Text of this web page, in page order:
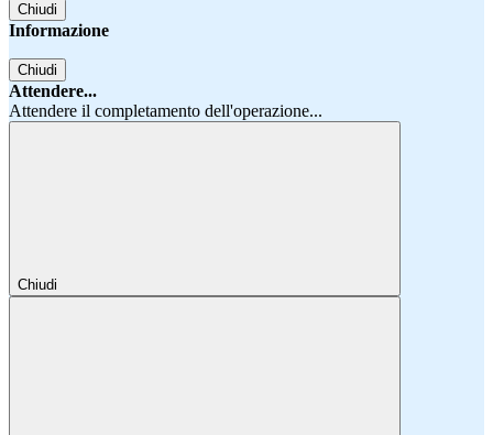
Chiudi
Informazione
Chiudi
Attendere...
Attendere il completamento dell'operazione...
Chiudi